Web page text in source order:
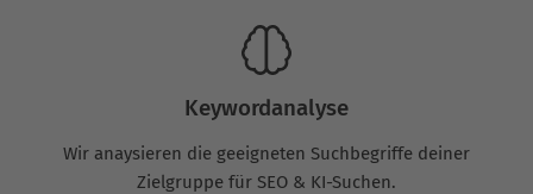
Keywordanalyse
Wir anaysieren die geeigneten Suchbegriffe deiner
Zielgruppe für SEO & KI-Suchen.